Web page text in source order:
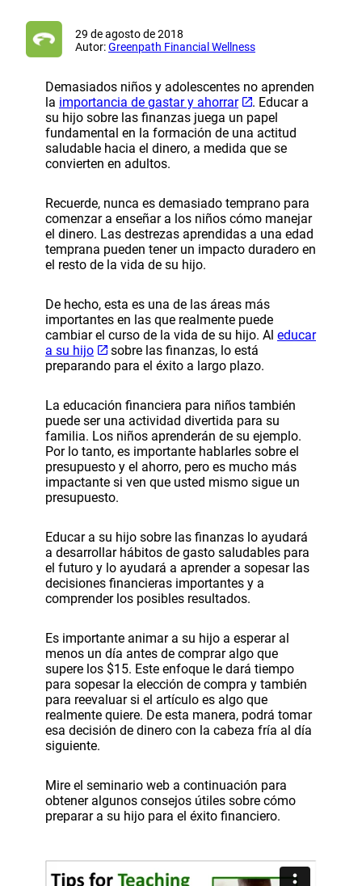
29 de agosto de 2018
Autor:Greenpath Financial Wellness
Demasiados niños y adolescentes no aprenden
la importancia de gastar y ahorrar
. Educar a
su hijo sobre las finanzas juega un papel
fundamental en la formación de una actitud
saludable hacia el dinero, a medida que se
convierten en adultos.
Recuerde, nunca es demasiado temprano para
comenzar a enseñar a los niños cómo manejar
el dinero. Las destrezas aprendidas a una edad
temprana pueden tener un impacto duradero en
el resto de la vida de su hijo.
De hecho, esta es una de las áreas más
importantes en las que realmente puede
cambiar el curso de la vida de su hijo. Al educar
a su hijo
sobre las finanzas, lo está
preparando para el éxito a largo plazo.
La educación financiera para niños también
puede ser una actividad divertida para su
familia. Los niños aprenderán de su ejemplo.
Por lo tanto, es importante hablarles sobre el
presupuesto y el ahorro, pero es mucho más
impactante si ven que usted mismo sigue un
presupuesto.
Educar a su hijo sobre las finanzas lo ayudará
a desarrollar hábitos de gasto saludables para
el futuro y lo ayudará a aprender a sopesar las
decisiones financieras importantes y a
comprender los posibles resultados.
Es importante animar a su hijo a esperar al
menos un día antes de comprar algo que
supere los $15. Este enfoque le dará tiempo
para sopesar la elección de compra y también
para reevaluar si el artículo es algo que
realmente quiere. De esta manera, podrá tomar
esa decisión de dinero con la cabeza fría al día
siguiente.
Mire el seminario web a continuación para
obtener algunos consejos útiles sobre cómo
preparar a su hijo para el éxito financiero.